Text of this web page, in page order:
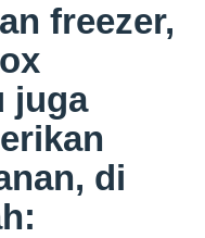
freezer,
juga
di